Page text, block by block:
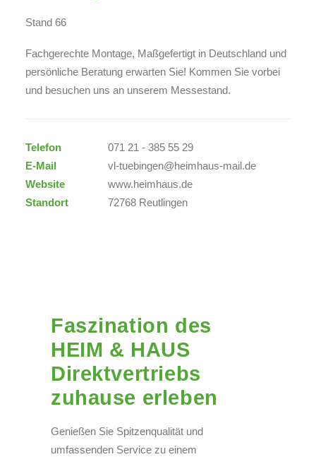
Stand 66
Fachgerechte Montage, Maßgefertigt in Deutschland und
persönliche Beratung erwarten Sie! Kommen Sie vorbei
und besuchen uns an unserem Messestand.
Telefon
071 21 - 385 55 29
E-Mail
vl-tuebingen@heimhaus-mail.de
Website
www.heimhaus.de
Standort
72768 Reutlingen
Faszination des
HEIM & HAUS
Direktvertriebs
zuhause erleben
Genießen Sie Spitzenqualität und
umfassenden Service zu einem